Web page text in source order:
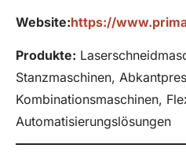
Website:https://
Produkte:
Stanzmaschinen,
Kombinationsmaschinen,
Automatisierungslösungen